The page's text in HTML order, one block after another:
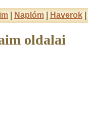
| Naplóm| Haverok|
oldalai